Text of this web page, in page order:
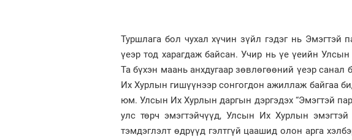
Туршлага бол чухал хүчин зүйл гэдэг нь Эмэгтэй
үеэр тод харагдаж байсан. Учир нь үе үеийн
Та бүхэн маань анхдугаар зөвлөгөөний үеэр
Их Хурлын гишүүнээр сонгогдон ажиллаж байгаа
юм. Улсын Их Хурлын даргын дэргэдэх “Эмэгтэй
улс төрч эмэгтэйчүүд, Улсын Их Хурлын
тэмдэглэлт өдрүүд гэлтгүй цаашид олон арга